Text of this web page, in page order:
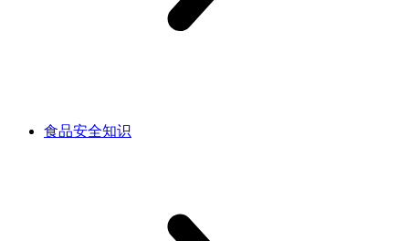
食品安全知识